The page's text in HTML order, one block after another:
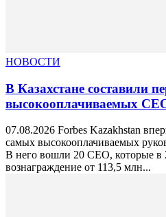
НОВОСТИ
В Казахстане составили
высокооплачиваемых
07.08.2026 Forbes Kazakhstan
самых высокооплачиваемых
В него вошли 20 CEO, которые в
вознаграждение от 113,5 млн...